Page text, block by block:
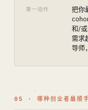
第一动作
把你
和/
需求
导师
05 · 哪种创业者最顺